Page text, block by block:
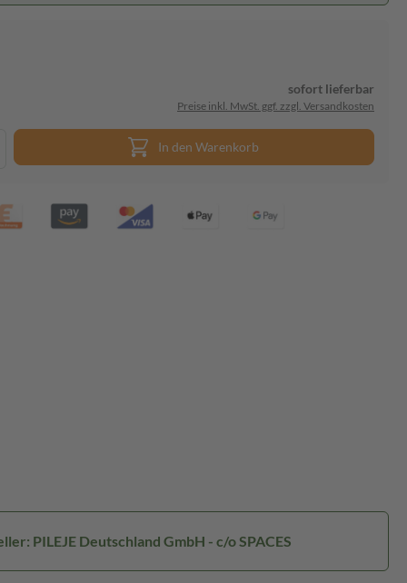
sofort lieferbar
Preise inkl. MwSt. ggf. zzgl. Versandkosten
In den Warenkorb
PILEJE Deutschland GmbH - c/o SPACES